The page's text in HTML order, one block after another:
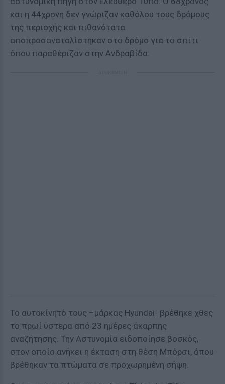
και η 44χρονη δεν γνώριζαν καθόλου τους δρόμους
της περιοχής και πιθανότατα
αποπροσανατολίστηκαν στο δρόμο για το σπίτι
όπου παραθέριζαν στην Ανδραβίδα.
Το αυτοκίνητό τους –μάρκας Hyundai- βρέθηκε χθες
το πρωί ύστερα από 23 ημέρες άκαρπης
αναζήτησης. Την Αστυνομία ειδοποίησε βοσκός,
στον οποίο ανήκει η έκταση στη θέση Μπόρσι, όπου
βρέθηκαν τα πτώματα σε προχωρημένη σήψη.